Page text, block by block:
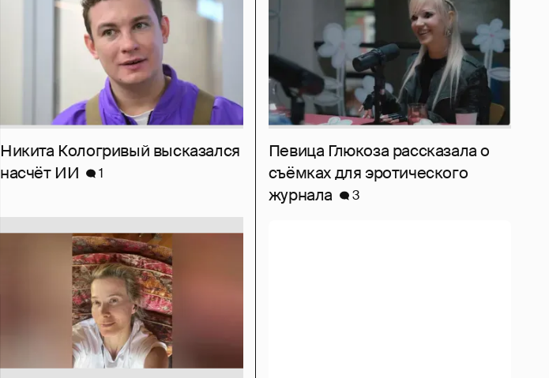
Никита Кологривый высказался
насчёт ИИ
1
Певица Глюкоза рассказала о
съёмках для эротического
журнала
3